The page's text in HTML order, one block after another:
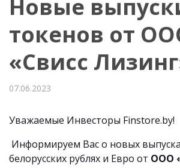
Новые
токенов от
«Свисс
07.06.2023
Уважаемые Инвесторы Finstore.by!
Информируем Вас о новых
белорусских рублях и Евро от ООО